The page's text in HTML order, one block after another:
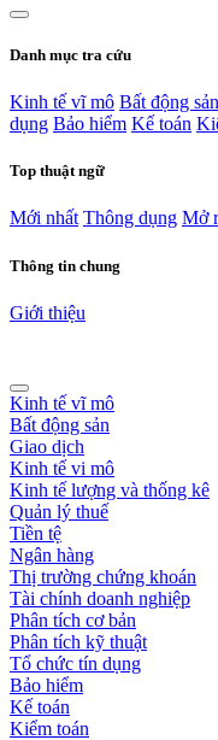
Danh mục tra cứu
Kinh tế vĩ mô Bất động sản
dụng Bảo hiểm Kế toán
Top thuật ngữ
Mới nhất Thông dụng Mở
Thông tin chung
Giới thiệu
Kinh tế vĩ mô
Bất động sản
Giao dịch
Kinh tế vi mô
Kinh tế lượng và thống kê
Quản lý thuế
Tiền tệ
Ngân hàng
Thị trường chứng khoán
Tài chính doanh nghiệp
Phân tích cơ bản
Phân tích kỹ thuật
Tổ chức tín dụng
Bảo hiểm
Kế toán
Kiểm toán